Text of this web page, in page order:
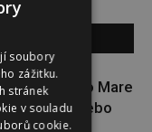
s Rio Mare
Series 11 nebo
soubory
zážitku.
stránek
v souladu
cookie.